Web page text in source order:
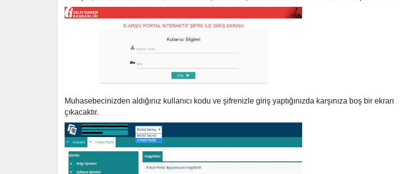
Muhasebecinizden aldığınız kullanıcı kodu ve şifrenizle giriş yaptığınızda karşınıza boş bir ekran
çıkacaktır.